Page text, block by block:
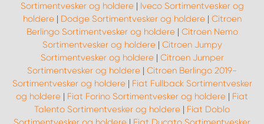
Sortimentvesker og holdere| Iveco Sortimentvesker og
holdere| Dodge Sortimentvesker og holdere| Citroen
Berlingo Sortimentvesker og holdere| Citroen Nemo
Sortimentvesker og holdere| Citroen Jumpy
Sortimentvesker og holdere| Citroen Jumper
Sortimentvesker og holdere | Citroen Berlingo 2019-
Sortimentvesker og holdere| Fiat Fullback Sortimentvesker
og holdere | Fiat Forino Sortimentvesker og holdere | Fiat
Talento Sortimentvesker og holdere | Fiat Doblo